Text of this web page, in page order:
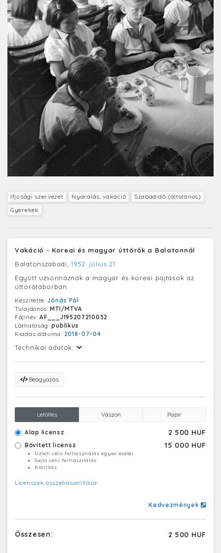
Ifjúsági szervezet Nyaralás, vakáció
Szabadidő (általános)
Gyerekek
Vakáció - Koreai és magyar úttörők a Balatonnál
Balatonszabadi,1952. július 21.
Együtt uzsonnáznak a magyar és koreai pajtások az
úttörőtáborban.
Készítette:Jónás Pál
Tulajdonos:MTI/MTVA
Fájlnév:AF___J195207210032
Láthatóság:publikus
Kiadás dátuma: 2018-07-04
Technikai adatok:
Beágyazás
Letöltés Vászon Papír
Alap licensz 2 500 HUF
Bővített licensz 15 000 HUF
Üzleti célú felhasználás egyes esetei
Sajtó célú felhasználás
Kiállítás
Licenszek összehasonlítása
Kedvezmények
Összesen: 2 500 HUF